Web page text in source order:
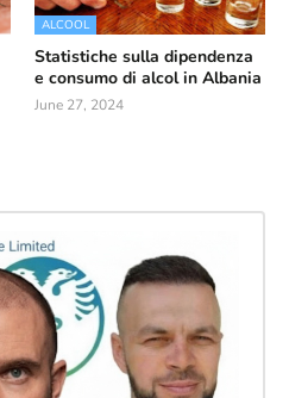
ALCOOL
Statistiche sulla dipendenza
e consumo di alcol in Albania
June 27, 2024